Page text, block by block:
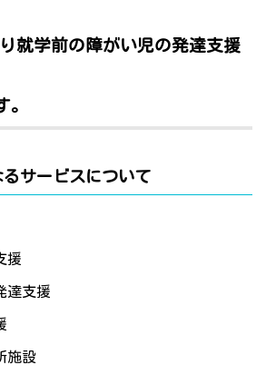
り就学前の障がい児の発達支援
。
サービスについて
援
達支援
施設